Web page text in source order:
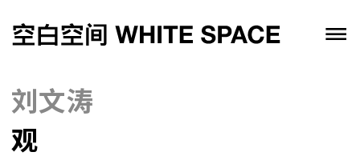
刘文涛
观